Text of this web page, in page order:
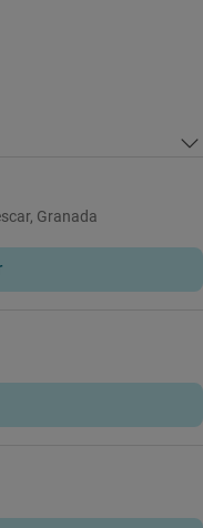
Granada